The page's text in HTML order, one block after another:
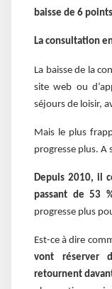
baisse de 6
La consultation
La baisse de la
site web ou
séjours de loisir,
Mais le plus
progresse plus. A
Depuis 2010, il
passant de 53
progresse plus
Est-ce à dire
vont réserver
retournent